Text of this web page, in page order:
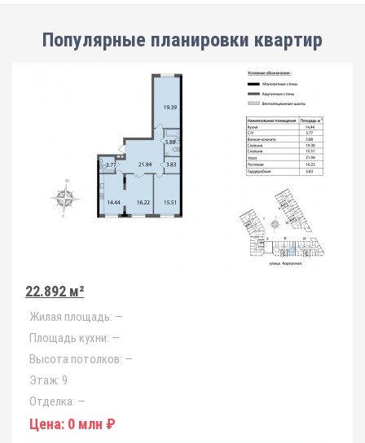
Популярные планировки квартир
22.892 м²
Жилая площадь: —
Площадь кухни: —
Высота потолков: —
Этаж: 9
Отделка: —
Цена: 0 млн ₽